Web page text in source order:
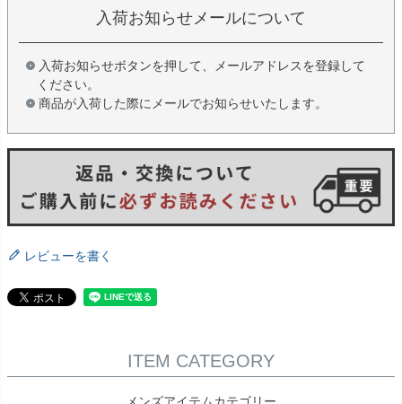
入荷お知らせメールについて
入荷お知らせボタンを押して、メールアドレスを登録して
ください。
商品が入荷した際にメールでお知らせいたします。
レビューを書く
ITEM CATEGORY